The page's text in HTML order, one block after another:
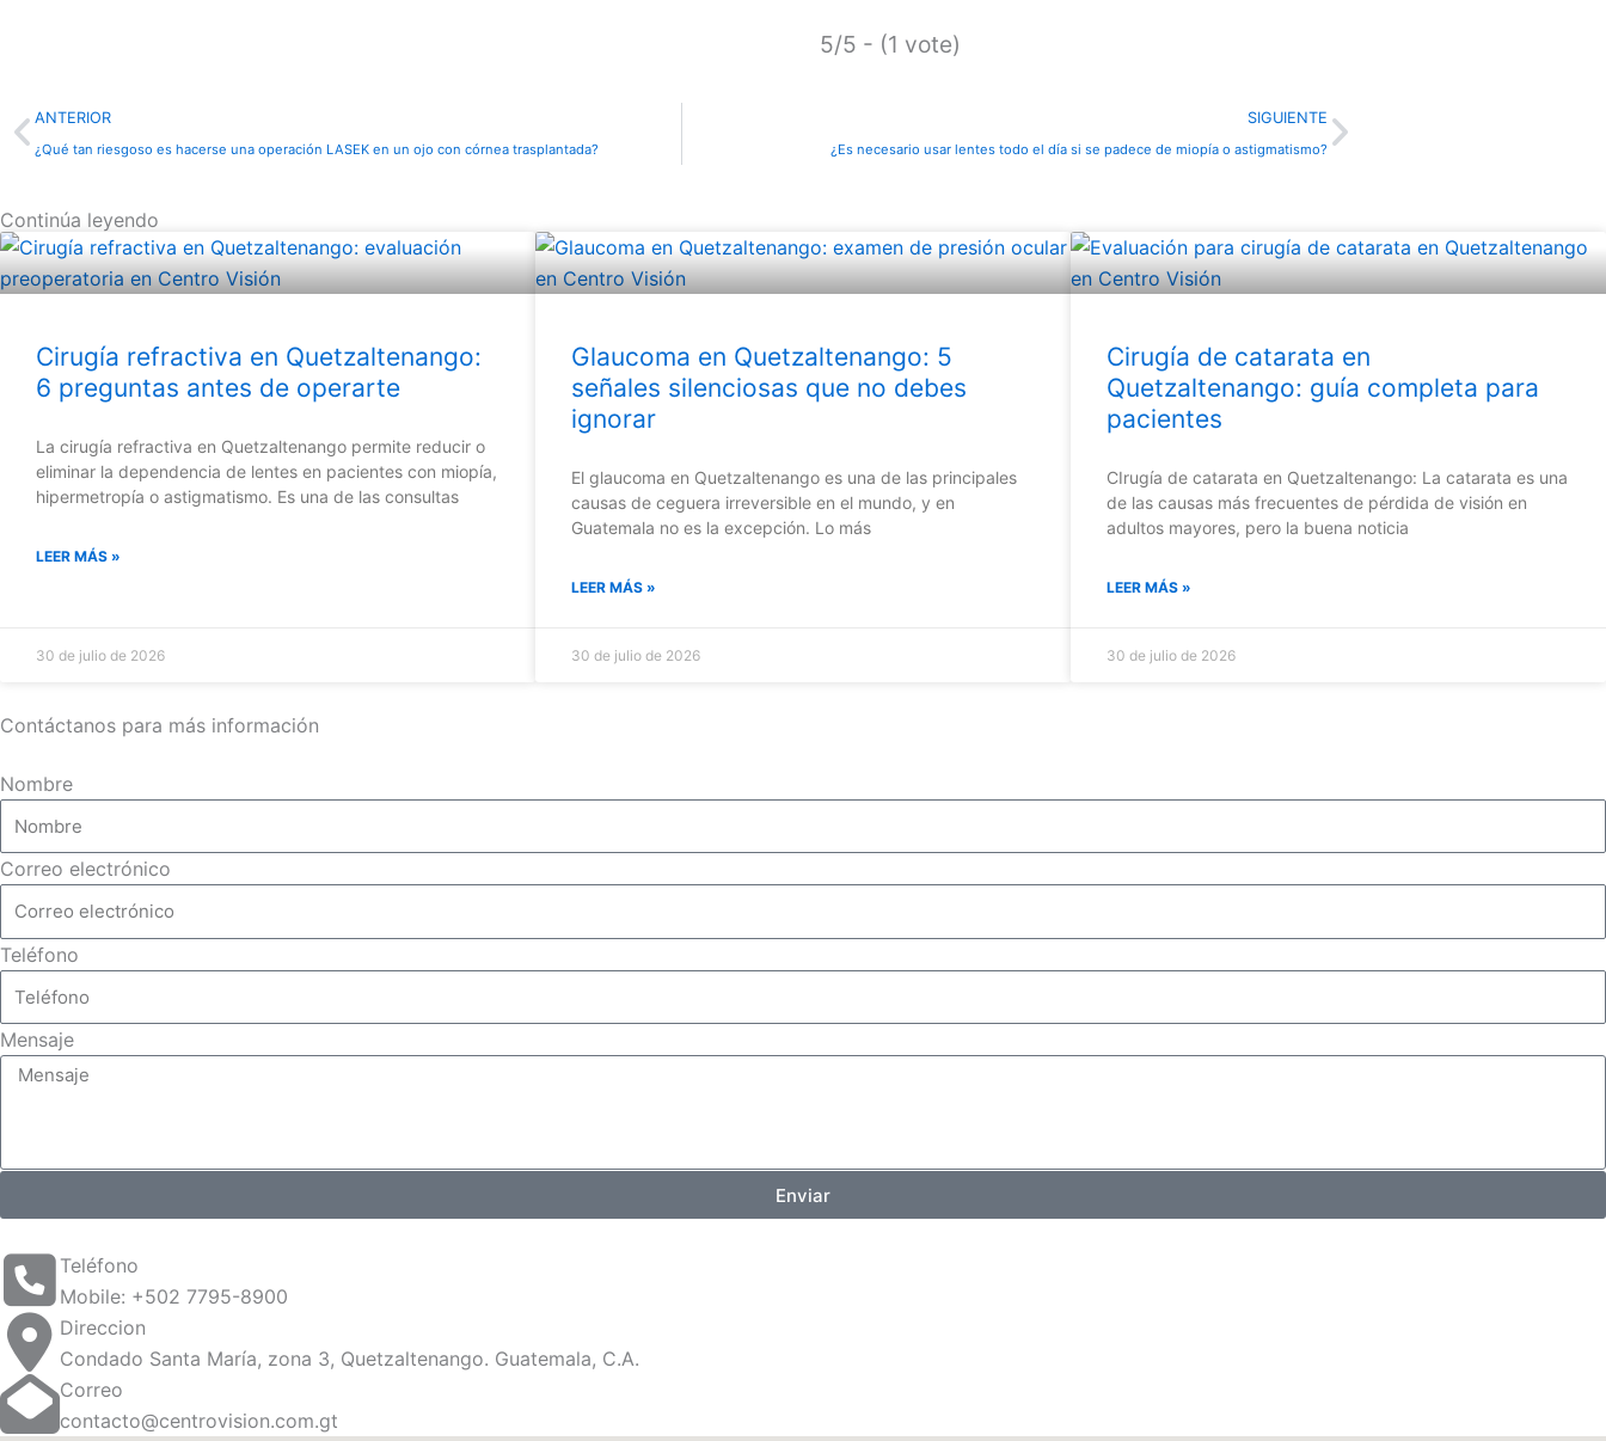
5/5 - (1 vote)
Prev
ANTERIOR
¿Qué tan riesgoso es hacerse una operación LASEK en un ojo con córnea trasplantada?
SIGUIENTE
¿Es necesario usar lentes todo el día si se padece de miopía o astigmatismo?
Next
Continúa leyendo
Cirugía refractiva en Quetzaltenango:
6 preguntas antes de operarte
La cirugía refractiva en Quetzaltenango permite reducir o
eliminar la dependencia de lentes en pacientes con miopía,
hipermetropía o astigmatismo. Es una de las consultas
LEER MÁS »
30 de julio de 2026
Glaucoma en Quetzaltenango: 5
señales silenciosas que no debes
ignorar
El glaucoma en Quetzaltenango es una de las principales
causas de ceguera irreversible en el mundo, y en
Guatemala no es la excepción. Lo más
LEER MÁS »
30 de julio de 2026
Cirugía de catarata en
Quetzaltenango: guía completa para
pacientes
CIrugía de catarata en Quetzaltenango: La catarata es una
de las causas más frecuentes de pérdida de visión en
adultos mayores, pero la buena noticia
LEER MÁS »
30 de julio de 2026
Contáctanos para más información
Nombre
Correo electrónico
Teléfono
Mensaje
Enviar
Teléfono
Mobile: +502 7795-8900
Direccion
Condado Santa María, zona 3, Quetzaltenango. Guatemala, C.A.
Correo
contacto@centrovision.com.gt